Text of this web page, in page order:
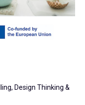
Design Thinking &